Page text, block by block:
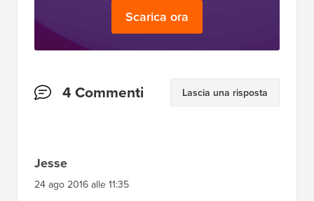
Scarica ora
Interazioni
4 Commenti Lascia una risposta
Jesse
24 ago 2016 alle 11:35